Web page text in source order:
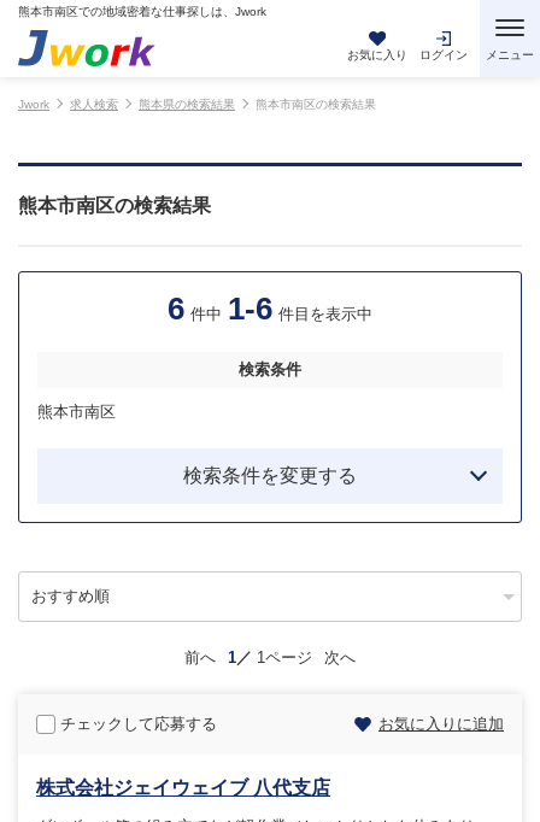
熊本市南区での地域密着な仕事探しは、Jwork
お気に入り ログイン
Jwork 求人検索 熊本県の検索結果 熊本市南区の検索結果
熊本市南区の検索結果
6 件中 1-6 件目を表示中
検索条件
熊本市南区
検索条件を変更する
前へ 1 1ページ 次へ
チェックして応募する お気に入りに追加
株式会社ジェイウェイブ 八代支店